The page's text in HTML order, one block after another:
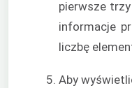
pierwsze
informacje
liczbę
Aby